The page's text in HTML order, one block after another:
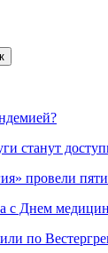
станут
провели
с Днем
по